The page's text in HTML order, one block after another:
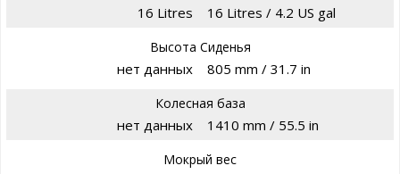
16 Litres 16 Litres / 4.2 US gal
Высота Сиденья
нет данных 805 mm / 31.7 in
Колесная база
нет данных 1410 mm / 55.5 in
Мокрый вес